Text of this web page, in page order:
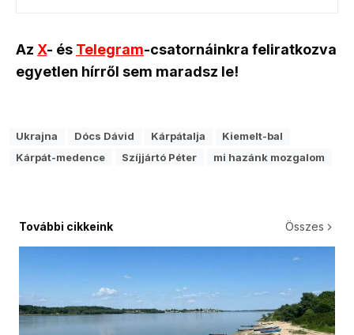
Az X- és Telegram-csatornáinkra feliratkozva
egyetlen hírről sem maradsz le!
Ukrajna Dócs Dávid Kárpátalja
Kiemelt-bal
Kárpát-medence
Szíjjártó Péter mi hazánk mozgalom
További cikkeink Összes